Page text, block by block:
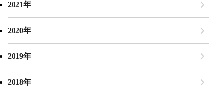
2021年
2020年
2019年
2018年